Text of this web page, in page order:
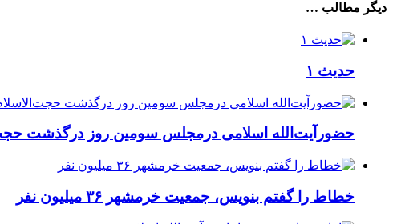
دیگر مطالب …
حدیث ۱
حضورآیت‌الله اسلامی درمجلس سومین روز درگذشت
خطاط را گفتم بنویس، جمعیت خرمشهر ۳۶ میلیون نفر